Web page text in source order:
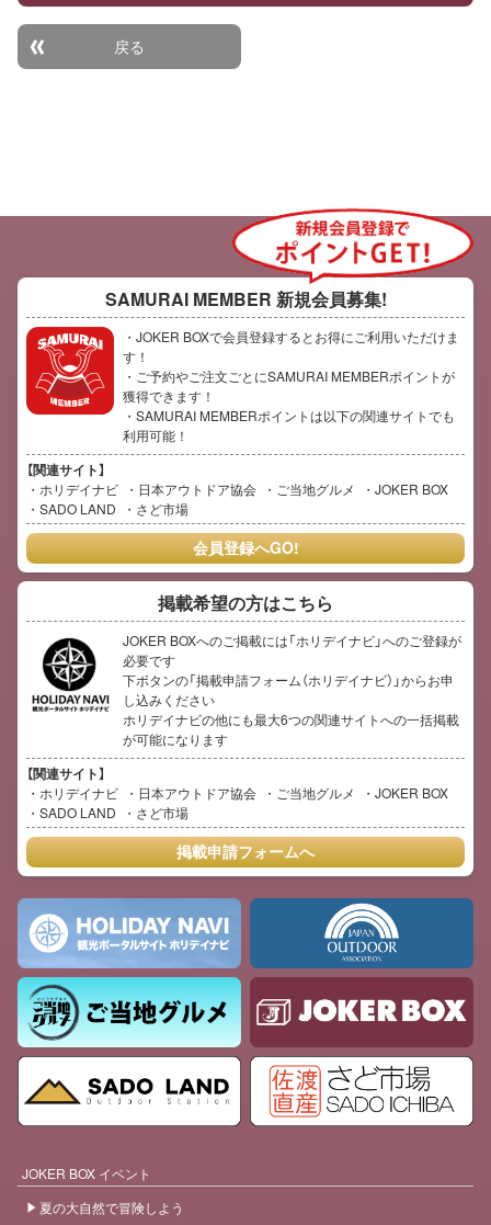
戻る
SAMURAI MEMBER 新規会員募集!
・JOKER BOXで会員登録するとお得にご利用いただけま
す！
・ご予約やご注文ごとにSAMURAI MEMBERポイントが
獲得できます！
・SAMURAI MEMBERポイントは以下の関連サイトでも
利用可能！
【関連サイト】
ホリデイナビ 日本アウトドア協会 ご当地グルメ
JOKER BOX
SADO LAND
さど市場
会員登録へGO!
掲載希望の方はこちら
JOKER BOXへのご掲載には「ホリデイナビ」へのご登録が
必要です
下ボタンの「掲載申請フォーム（ホリデイナビ）」からお申
し込みください
ホリデイナビの他にも最大6つの関連サイトへの一括掲載
が可能になります
【関連サイト】
ホリデイナビ 日本アウトドア協会 ご当地グルメ
JOKER BOX
SADO LAND
さど市場
掲載申請フォームへ
JOKER BOX イベント
夏の大自然で冒険しよう